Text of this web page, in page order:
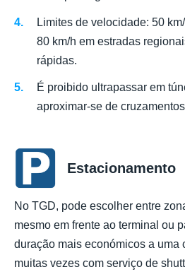
Limites de velocidade: 50
80 km/h em estradas
rápidas.
É proibido ultrapassar em
aproximar-se de
Estacionamento
No TGD, pode escolher entre
mesmo em frente ao terminal ou
duração mais económicos a uma
muitas vezes com serviço de